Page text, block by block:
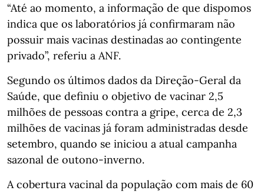
“Até ao momento, a informação de que dispomos
indica que os laboratórios já confirmaram não
possuir mais vacinas destinadas ao contingente
privado”, referiu a ANF.
Segundo os últimos dados da Direção-Geral da
Saúde, que definiu o objetivo de vacinar 2,5
milhões de pessoas contra a gripe, cerca de 2,3
milhões de vacinas já foram administradas desde
setembro, quando se iniciou a atual campanha
sazonal de outono-inverno.
A cobertura vacinal da população com mais de 60